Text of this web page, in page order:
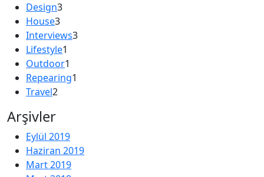
Design3
House3
Interviews3
Lifestyle1
Outdoor1
Repearing1
Travel2
Arşivler
Eylül 2019
Haziran 2019
Mart 2019